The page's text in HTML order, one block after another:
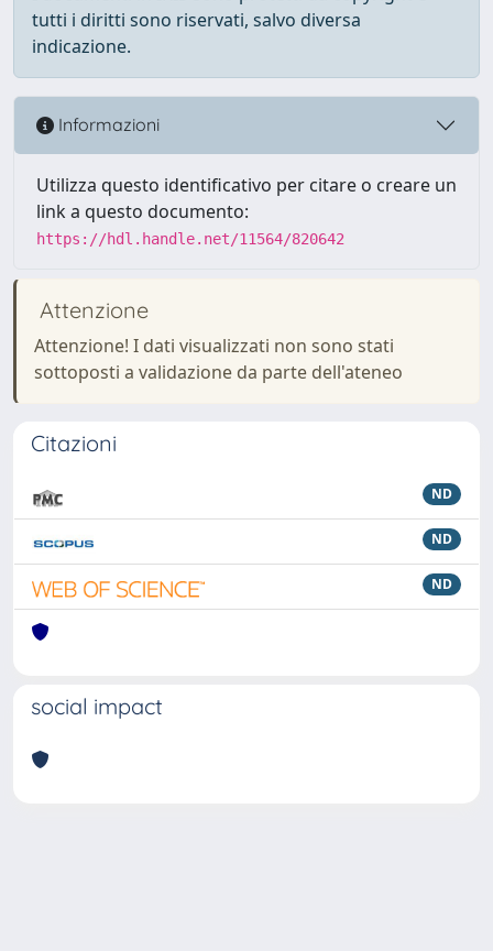
tutti i diritti sono riservati, salvo diversa
indicazione.
Informazioni
Utilizza questo identificativo per citare o creare un
link a questo documento:
https://hdl.handle.net/11564/820642
Attenzione
Attenzione! I dati visualizzati non sono stati
sottoposti a validazione da parte dell'ateneo
Citazioni
ND
ND
ND
social impact